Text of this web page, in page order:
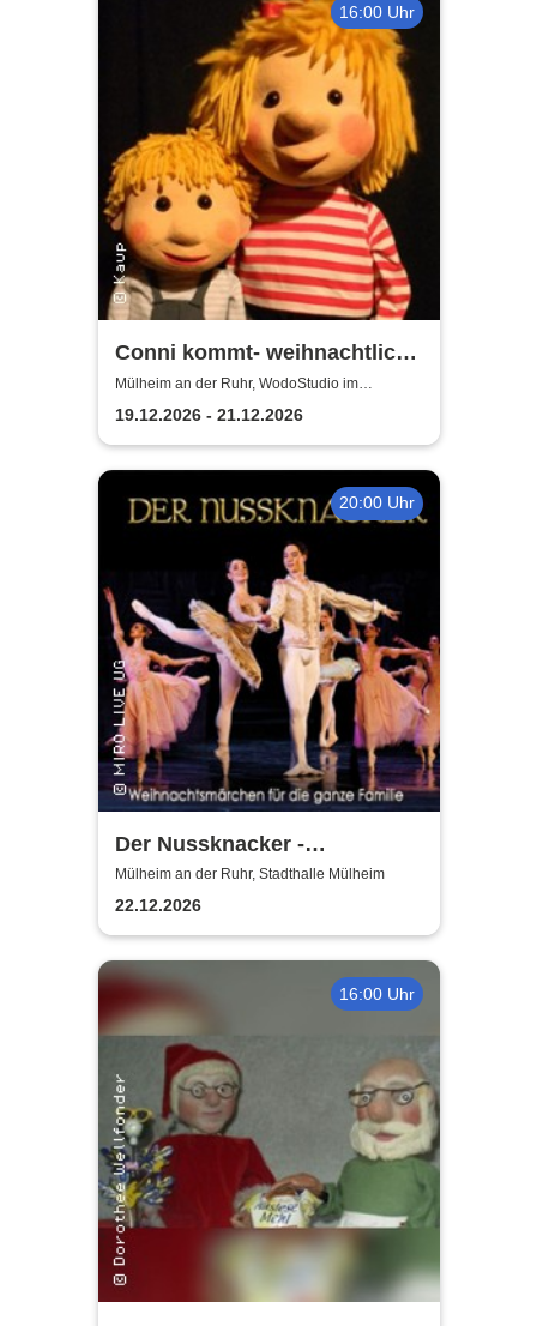
16:00 Uhr
Conni kommt- weihnachtlich |
WodoStudio im
Ringlokschuppen Ruhr
Mülheim an der Ruhr, WodoStudio im
Ringlokschuppen Ruhr
19.12.2026 - 21.12.2026
20:00 Uhr
Der Nussknacker -
Zauberhaftes
Weihnachtsballett für Jung
und Alt
Mülheim an der Ruhr, Stadthalle Mülheim
22.12.2026
16:00 Uhr